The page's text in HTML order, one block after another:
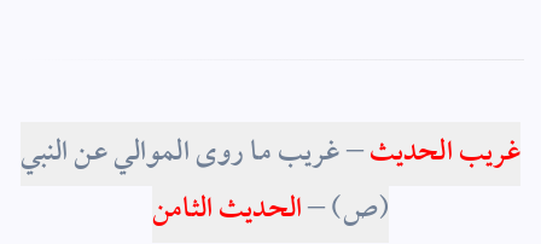
غريب الحديث–غريب ما روى الموالي عن النبي
(ص)–الحديث الثامن